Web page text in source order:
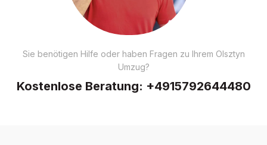
Sie benötigen Hilfe oder haben Fragen zu Ihrem Olsztyn
Umzug?
Kostenlose Beratung: +4915792644480